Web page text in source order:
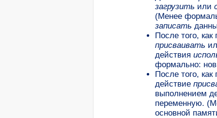
загрузить или
(Менее
записать
После того,
присваивать
действия
формально:
После того,
действие
выполнением
переменную.
основной